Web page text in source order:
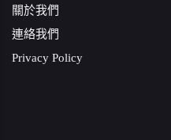
關於我們
連絡我們
Privacy Policy